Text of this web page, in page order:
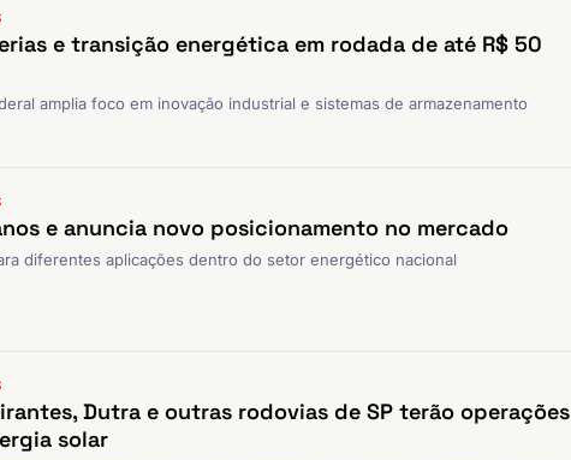
e transição energética em rodada de até R$ 50
amplia foco em inovação industrial e sistemas de armazenamento
e anuncia novo posicionamento no mercado
diferentes aplicações dentro do setor energético nacional
Dutra e outras rodovias de SP terão operações
solar